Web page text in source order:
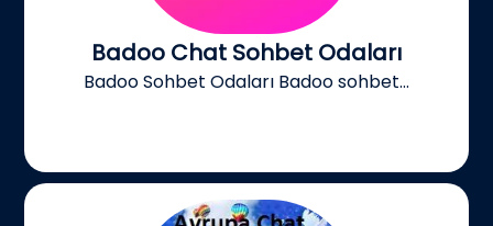
Badoo Chat Sohbet Odaları
Badoo Sohbet Odaları Badoo sohbet...